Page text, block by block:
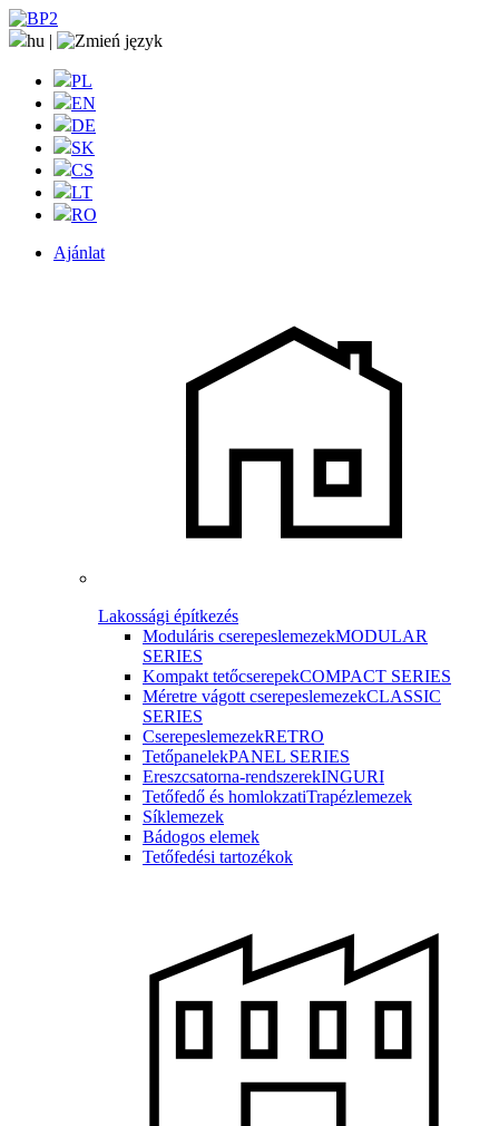
hu |
PL
EN
DE
SK
CS
LT
RO
Ajánlat
Lakossági építkezés
Moduláris cserepeslemezekMODULAR
SERIES
Kompakt tetőcserepekCOMPACT SERIES
Méretre vágott cserepeslemezekCLASSIC
SERIES
CserepeslemezekRETRO
TetőpanelekPANEL SERIES
Ereszcsatorna-rendszerekINGURI
Tetőfedő és homlokzatiTrapézlemezek
Síklemezek
Bádogos elemek
Tetőfedési tartozékok